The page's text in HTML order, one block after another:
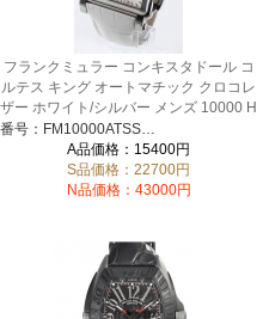
フランクミュラー コンキスタドール コ
ルテス キング オートマチック クロコレ
ザー ホワイト/シルバー メンズ 10000 H
CC FM10000ATSSSLLZWH
A品価格：15400円
S品価格：22700円
N品価格：43000円